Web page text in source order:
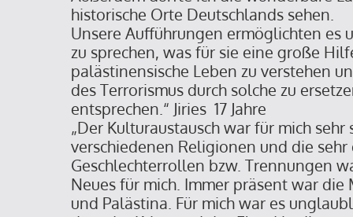
historische Orte Deutschlands sehen.
Unsere Aufführungen ermöglichten es
zu sprechen, was für sie eine große
palästinensische Leben zu verstehen
des Terrorismus durch solche zu
entsprechen.“ Jiries 17 Jahre
„Der Kulturaustausch war für mich
verschiedenen Religionen und die
Geschlechterrollen bzw. Trennungen
Neues für mich. Immer präsent war die
und Palästina. Für mich war es